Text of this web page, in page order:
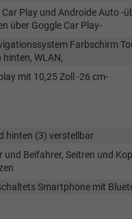
Play und Androide Auto
über Goggle Car Play-
Farbschirm
hinten, WLAN,
mit 10,25 Zoll -26 cm-
hinten (3) verstellbar
und Beifahrer, Seitren und
Smartphone mit